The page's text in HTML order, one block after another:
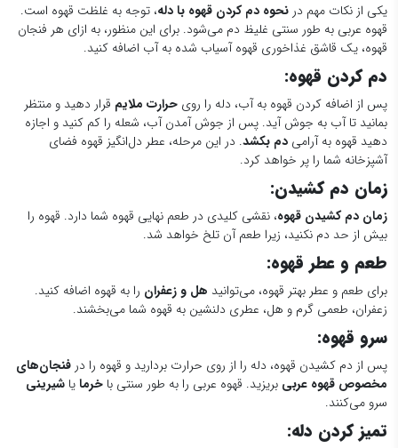
یکی از نکات مهم در نحوه دم کردن قهوه با دله، توجه به غلظت قهوه است.
قهوه عربی به طور سنتی غلیظ دم می‌شود. برای این منظور، به ازای هر فنجان
قهوه، یک قاشق غذاخوری قهوه آسیاب شده به آب اضافه کنید.
دم کردن قهوه:
پس از اضافه کردن قهوه به آب، دله را روی حرارت ملایم قرار دهید و منتظر
بمانید تا آب به جوش آید. پس از جوش آمدن آب، شعله را کم کنید و اجازه
دهید قهوه به آرامی دم بکشد. در این مرحله، عطر دل‌انگیز قهوه فضای
آشپزخانه شما را پر خواهد کرد.
زمان دم کشیدن:
زمان دم کشیدن قهوه، نقشی کلیدی در طعم نهایی قهوه شما دارد. قهوه را
بیش از حد دم نکنید، زیرا طعم آن تلخ خواهد شد.
طعم و عطر قهوه:
برای طعم و عطر بهتر قهوه، می‌توانید هل و زعفران را به قهوه اضافه کنید.
زعفران، طعمی گرم و هل، عطری دلنشین به قهوه شما می‌بخشند.
سرو قهوه:
پس از دم کشیدن قهوه، دله را از روی حرارت بردارید و قهوه را در فنجان‌های
مخصوص قهوه عربی بریزید. قهوه عربی را به طور سنتی با خرما یا شیرینی
سرو می‌کنند.
تمیز کردن دله: